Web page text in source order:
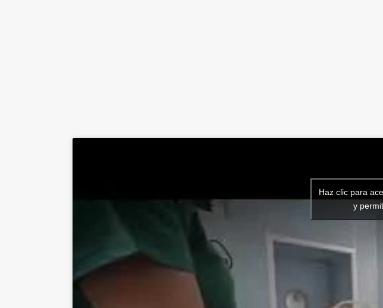
Haz clic para
y